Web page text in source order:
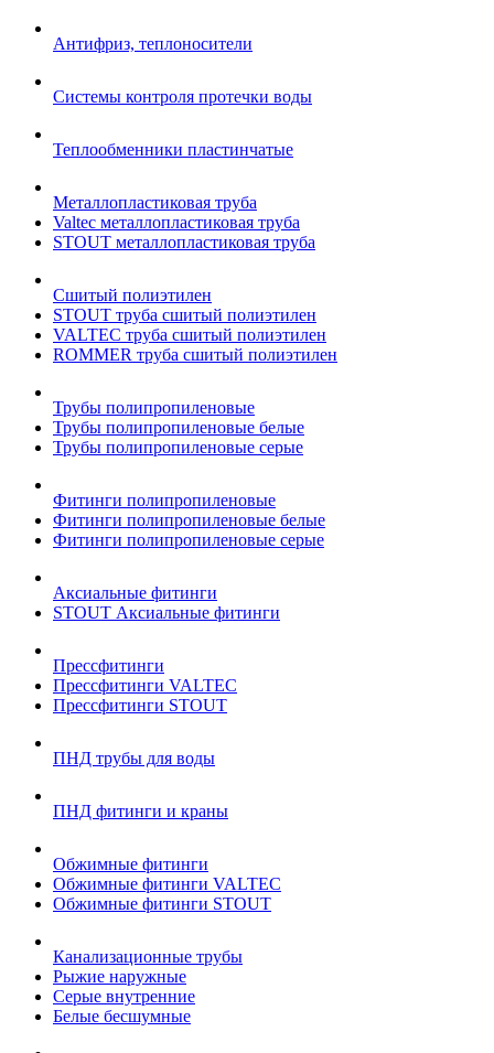
Антифриз, теплоносители
Системы контроля протечки воды
Теплообменники пластинчатые
Металлопластиковая труба
Valtec металлопластиковая труба
STOUT металлопластиковая труба
Сшитый полиэтилен
STOUT труба сшитый полиэтилен
VALTEC труба сшитый полиэтилен
ROMMER труба сшитый полиэтилен
Трубы полипропиленовые
Трубы полипропиленовые белые
Трубы полипропиленовые серые
Фитинги полипропиленовые
Фитинги полипропиленовые белые
Фитинги полипропиленовые серые
Аксиальные фитинги
STOUT Аксиальные фитинги
Прессфитинги
Прессфитинги VALTEC
Прессфитинги STOUT
ПНД трубы для воды
ПНД фитинги и краны
Обжимные фитинги
Обжимные фитинги VALTEC
Обжимные фитинги STOUT
Канализационные трубы
Рыжие наружные
Серые внутренние
Белые бесшумные